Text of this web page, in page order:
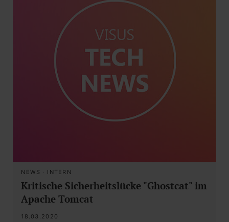
NEWS · INTERN
Kritische Sicherheitslücke "Ghostcat" im
Apache Tomcat
18.03.2020